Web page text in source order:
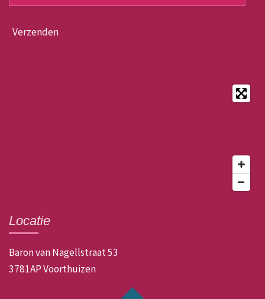
Verzenden
Locatie
Baron van Nagellstraat 53
3781AP Voorthuizen